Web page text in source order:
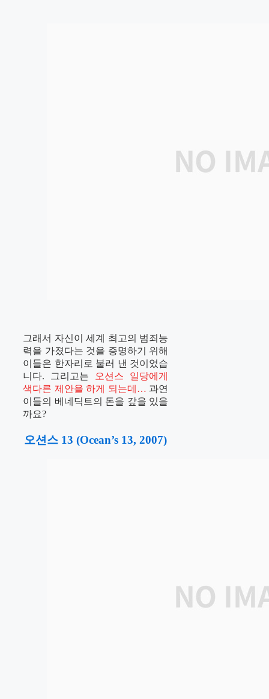
그래서 자신이 세계 최고의 범죄능
력을 가졌다는 것을 증명하기 위해
이들은 한자리로 불러 낸 것이었습
니다. 그리고는
오션스 일당에게
색다른 제안을 하게 되는데… 과연
이들의 베네딕트의 돈을 갚을 있을
까요?
오션스 13 (Ocean’s 13, 2007)